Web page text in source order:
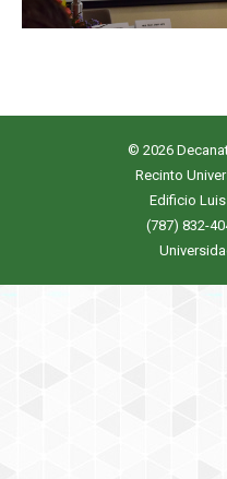
© 2026
Recinto
Edificio
(787) 832-